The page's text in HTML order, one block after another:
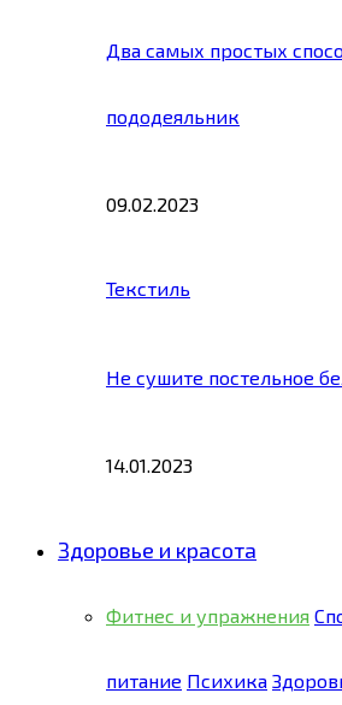
Два самых простых
пододеяльник
09.02.2023
Текстиль
Не сушите постельное
14.01.2023
Здоровье и красота
Фитнес и упражнения
питание Психика